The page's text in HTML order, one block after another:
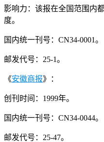
影响力：该报在全国范围内
度。
国内统一刊号：CN34-0001。
邮发代号：25-1。
《安徽商报》：
创刊时间：1999年。
国内统一刊号：CN34-0044。
邮发代号：25-47。